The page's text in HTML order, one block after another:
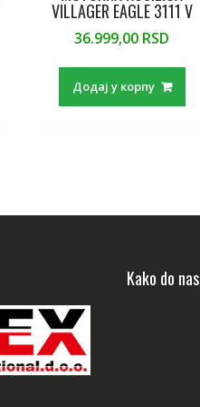
VILLAGER EAGLE 3111 V
36.999,00 RSD
Додај у корпу
Kako do nas